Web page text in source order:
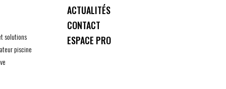
solutions
piscine
ACTUALITÉS
CONTACT
ESPACE PRO